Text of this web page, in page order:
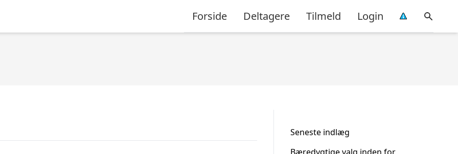
Forside Deltagere Tilmeld Login
Seneste indlæg